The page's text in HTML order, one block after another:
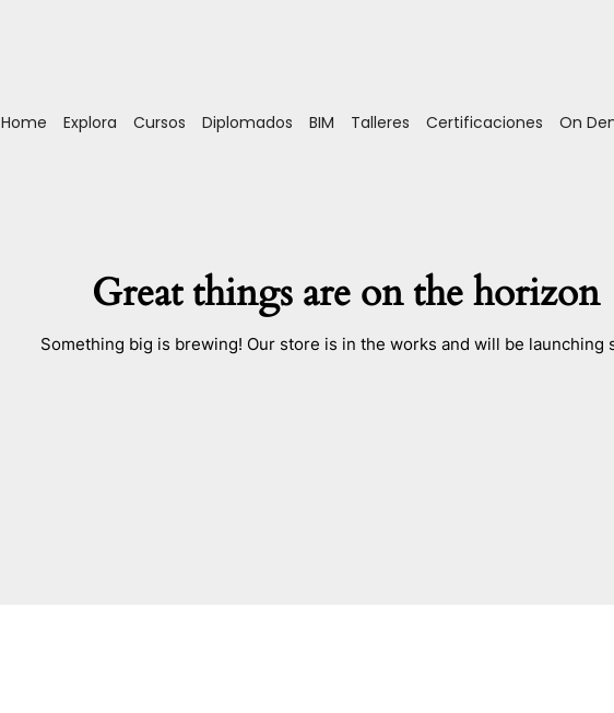
Home Explora Cursos Diplomados BIM Talleres Certificaciones On
Great things are on the horizon
Something big is brewing! Our store is in the works and will be launching